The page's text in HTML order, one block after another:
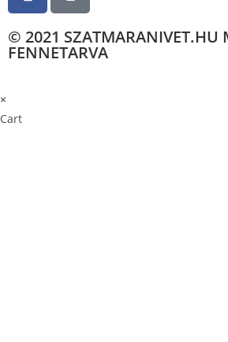
© 2021 SZATMARANIVET.HU
FENNETARVA
×
Cart